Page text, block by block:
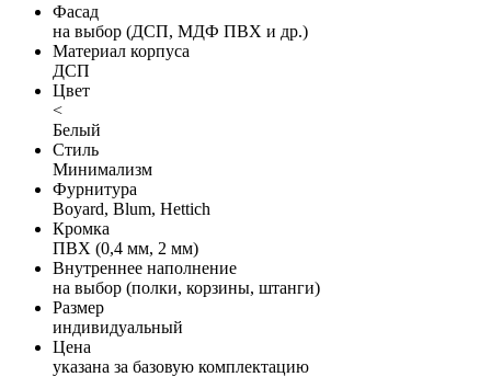
Фасад
на выбор (ДСП, МДФ ПВХ и др.)
Материал корпуса
ДСП
Цвет
<
Белый
Стиль
Минимализм
Фурнитура
Boyard, Blum, Hettich
Кромка
ПВХ (0,4 мм, 2 мм)
Внутреннее наполнение
на выбор (полки, корзины, штанги)
Размер
индивидуальный
Цена
указана за базовую комплектацию